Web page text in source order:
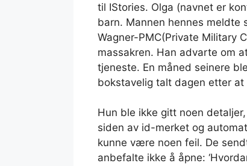
til IStories. Olga (navnet er
barn. Mannen hennes meldte
Wagner-PMC(Private Military
massakren. Han advarte om
tjeneste. En måned seinere
bokstavelig talt dagen etter
Hun ble ikke gitt noen
siden av id-merket og
kunne være noen feil. De
anbefalte ikke å åpne: